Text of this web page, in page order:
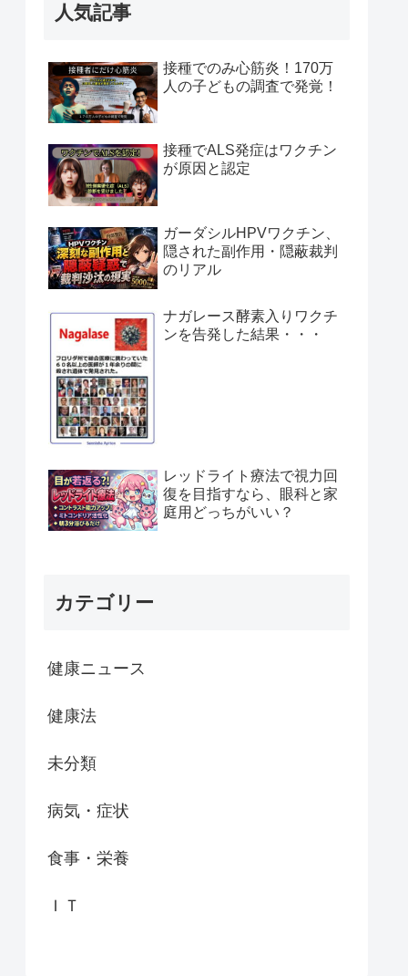
人気記事
接種でのみ心筋炎！170万
人の子どもの調査で発覚！
接種でALS発症はワクチン
が原因と認定
ガーダシルHPVワクチン、
隠された副作用・隠蔽裁判
のリアル
ナガレース酵素入りワクチ
ンを告発した結果・・・
レッドライト療法で視力回
復を目指すなら、眼科と家
庭用どっちがいい？
カテゴリー
健康ニュース
健康法
未分類
病気・症状
食事・栄養
ＩＴ